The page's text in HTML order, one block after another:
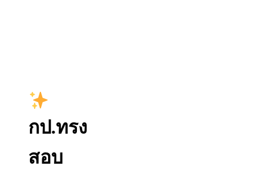
กป.ทรง
สอบ